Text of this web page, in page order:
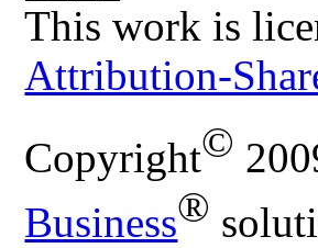
This work is
Attribution-
Copyright©
Business®